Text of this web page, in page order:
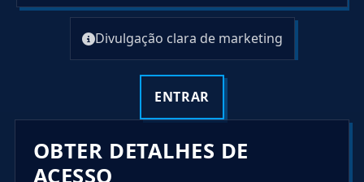
Divulgação clara de marketing
ENTRAR
OBTER DETALHES DE
ACESSO